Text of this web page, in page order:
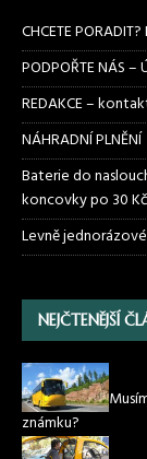
CHCETE
PODPOŘTE NÁS –
REDAKCE –
NÁHRADNÍ PLNĚNÍ
Baterie do
koncovky po 30 Kč
Levně
NEJČTENĚJŠÍ
známku?